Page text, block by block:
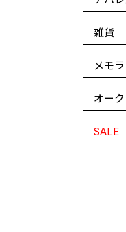
雑貨
メモ
オー
SALE